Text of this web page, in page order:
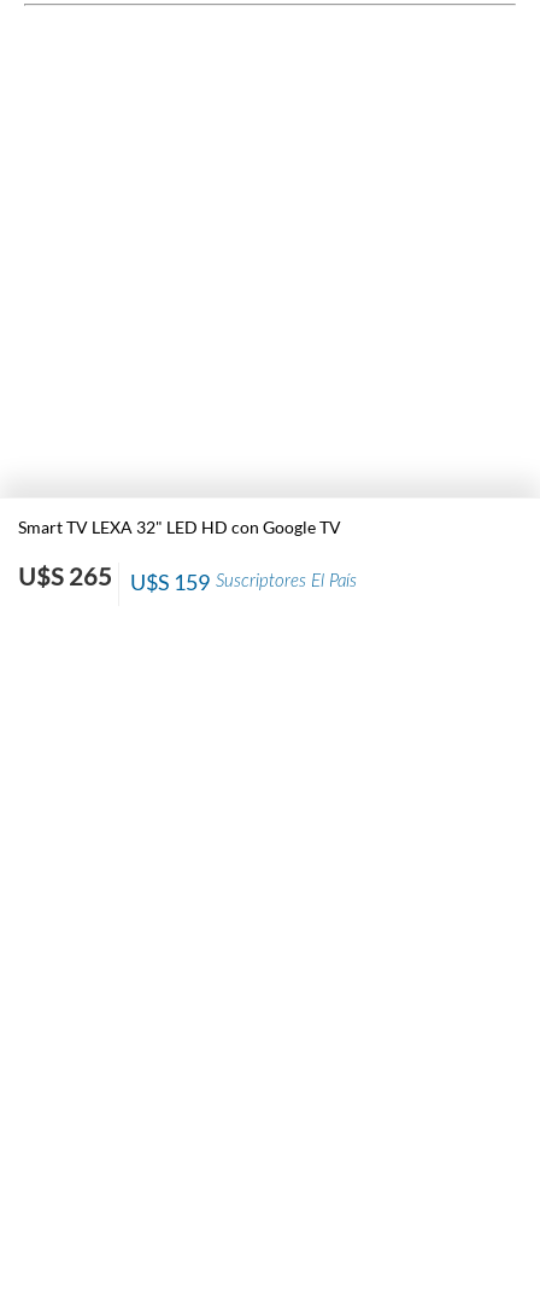
Smart TV LEXA 32" LED HD con Google TV
U$S 265 Suscriptores El País
U$S 159